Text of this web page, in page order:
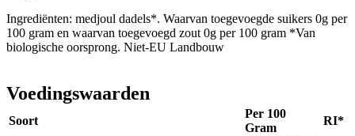
Ingrediënten: medjoul dadels*. Waarvan toegevoegde suikers 0g per
100 gram en waarvan toegevoegd zout 0g per 100 gram *Van
biologische oorsprong. Niet-EU Landbouw
Voedingswaarden
Soort
Per 100
Gram
RI*